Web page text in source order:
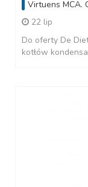
Virtuens MCA.
22 lip
Do oferty De
kotłów